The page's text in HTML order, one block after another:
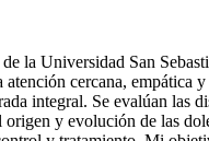
la Universidad San
cercana, empática y
integral. Se evalúan las
y evolución de las